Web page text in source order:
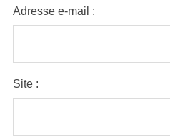
Adresse e-mail :
Site :